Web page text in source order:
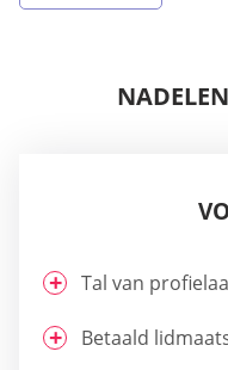
Tal van
Betaald